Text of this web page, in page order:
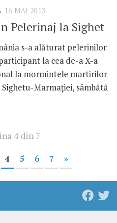
16 MAI 2013
Pelerinaj la Sighet
s-a alăturat pelerinilor
la cea de-a X-a
la mormintele martirilor
Marmaţiei, sâmbătă
4 din 7
4 5 6 7 »